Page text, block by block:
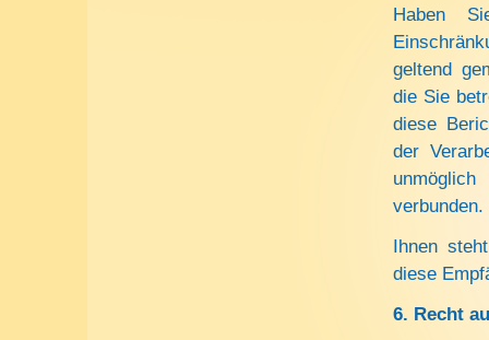
Haben
geltend
die Sie
diese
der
verbunden.
Ihnen
diese
6. Recht